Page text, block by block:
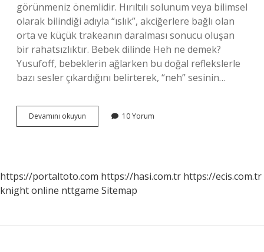
görünmeniz önemlidir. Hırıltılı solunum veya bilimsel
olarak bilindiği adıyla “ıslık”, akciğerlere bağlı olan
orta ve küçük trakeanın daralması sonucu oluşan
bir rahatsızlıktır. Bebek dilinde Heh ne demek?
Yusufoff, bebeklerin ağlarken bu doğal reflekslerle
bazı sesler çıkardığını belirterek, “neh” sesinin…
Devamını okuyun
Dilinde
10 Yorum
https://portaltoto.com https://hasi.com.tr https://ecis.com.tr
knight online nttgame Sitemap